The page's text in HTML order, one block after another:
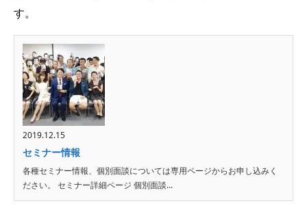
す。
2019.12.15
セミナー情報
各種セミナー情報、個別面談については専用ページからお申し込みく
ださい。 セミナー詳細ページ 個別面談...